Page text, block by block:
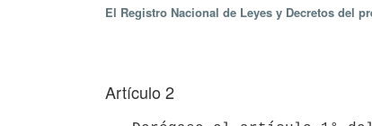
El Registro Nacional de Leyes y Decretos del
Artículo 2